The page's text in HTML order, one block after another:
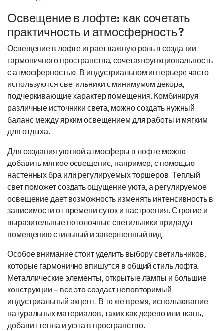
Освещение в лофте: как сочетать
практичность и атмосферность?
Освещение в лофте играет важную роль в создании
гармоничного пространства, сочетая функциональность
с атмосферностью. В индустриальном интерьере часто
используются светильники с минимумом декора,
подчеркивающие характер помещения. Комбинируя
различные источники света, можно создать нужный
баланс между ярким освещением для работы и мягким
для отдыха.
Для создания уютной атмосферы в лофте можно
добавить мягкое освещение, например, с помощью
настенных бра или регулируемых торшеров. Теплый
свет поможет создать ощущение уюта, а регулируемое
освещение дает возможность изменять интенсивность в
зависимости от времени суток и настроения. Строгие и
выразительные потолочные светильники придадут
помещению стильный и завершенный вид.
Особое внимание стоит уделить выбору светильников,
которые гармонично впишутся в общий стиль лофта.
Металлические элементы, открытые лампы и большие
конструкции – все это создаст неповторимый
индустриальный акцент. В то же время, использование
натуральных материалов, таких как дерево или ткань,
добавит тепла и уюта в пространство.